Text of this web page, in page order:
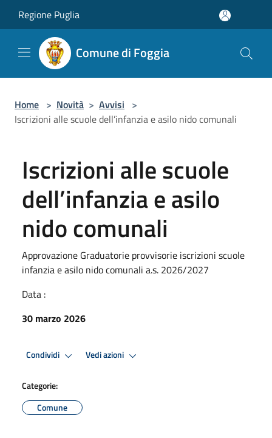
Regione Puglia
Comune di Foggia
Home > Novità > Avvisi >
Iscrizioni alle scuole dell’infanzia e asilo nido comunali
Iscrizioni alle scuole
dell’infanzia e asilo
nido comunali
Approvazione Graduatorie provvisorie iscrizioni scuole
infanzia e asilo nido comunali a.s. 2026/2027
Data :
30 marzo 2026
Condividi Vedi azioni
Categorie:
Comune